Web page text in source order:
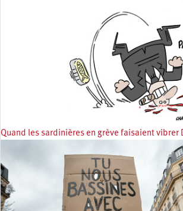
Quand les sardinières en grève faisaient vibrer